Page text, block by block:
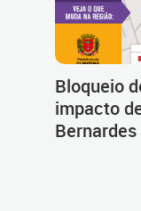
Bloqueio
impacto
Bernardes